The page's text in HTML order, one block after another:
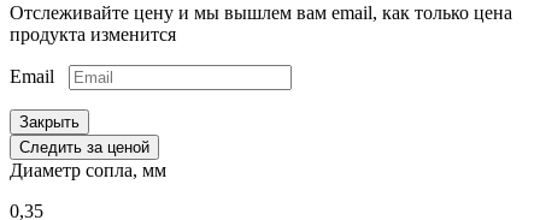
Отслеживайте цену и мы вышлем вам email, как только цена
продукта изменится
Email
Закрыть
Следить за ценой
Диаметр сопла, мм
0,35